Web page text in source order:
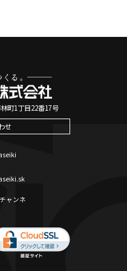
町1丁目22番17号
せ
ャンネ